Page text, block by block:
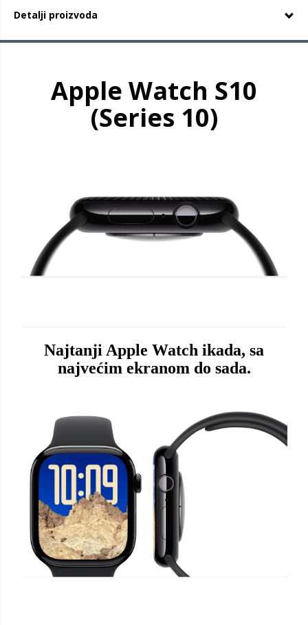
Detalji proizvoda
Apple Watch S10
(Series 10)
Najtanji Apple Watch ikada, sa
najvećim ekranom do sada.